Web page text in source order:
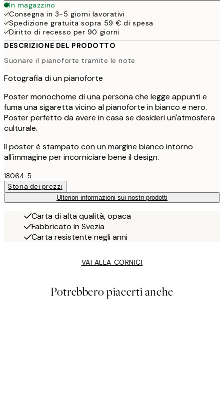
In magazzino
Consegna in 3-5 giorni lavorativi
Spedizione gratuita sopra 59 € di spesa
Diritto di recesso per 90 giorni
DESCRIZIONE DEL PRODOTTO
Suonare il pianoforte tramite le note
Fotografia di un pianoforte
Poster monochome di una persona che legge appunti e
fuma una sigaretta vicino al pianoforte in bianco e nero.
Poster perfetto da avere in casa se desideri un'atmosfera
culturale.
Il poster è stampato con un margine bianco intorno
all'immagine per incorniciare bene il design.
18064-5
Storia dei prezzi
Ulteriori informazioni sui nostri prodotti
Carta di alta qualità, opaca
Fabbricato in Svezia
Carta resistente negli anni
VAI ALLA CORNICI
Potrebbero piacerti anche